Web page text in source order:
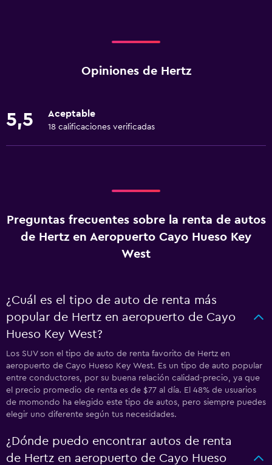
Opiniones de Hertz
5,5 Aceptable
18 calificaciones verificadas
Preguntas frecuentes sobre la renta de autos
de Hertz en Aeropuerto Cayo Hueso Key
West
¿Cuál es el tipo de auto de renta más
popular de Hertz en aeropuerto de Cayo
Hueso Key West?
Los SUV son el tipo de auto de renta favorito de Hertz en
aeropuerto de Cayo Hueso Key West. Es un tipo de auto popular
entre conductores, por su buena relación calidad-precio, ya que
el precio promedio de renta es de $77 al día. El 48% de usuarios
de momondo ha elegido este tipo de autos, pero siempre puedes
elegir uno diferente según tus necesidades.
¿Dónde puedo encontrar autos de renta
de Hertz en aeropuerto de Cayo Hueso